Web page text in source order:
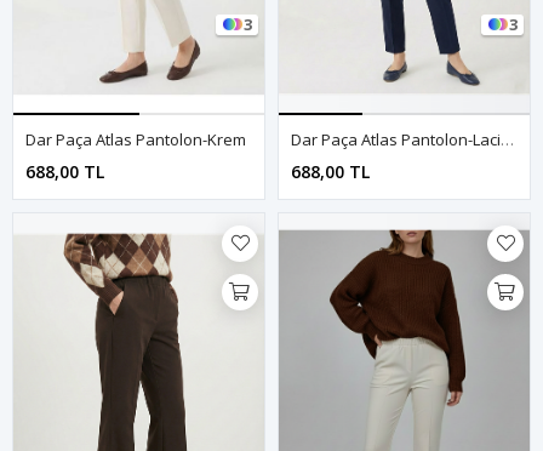
3
Dar Paça Atlas Pantolon-Krem
688,00 TL
3
Dar Paça Atlas Pantolon-Lacivert
688,00 TL